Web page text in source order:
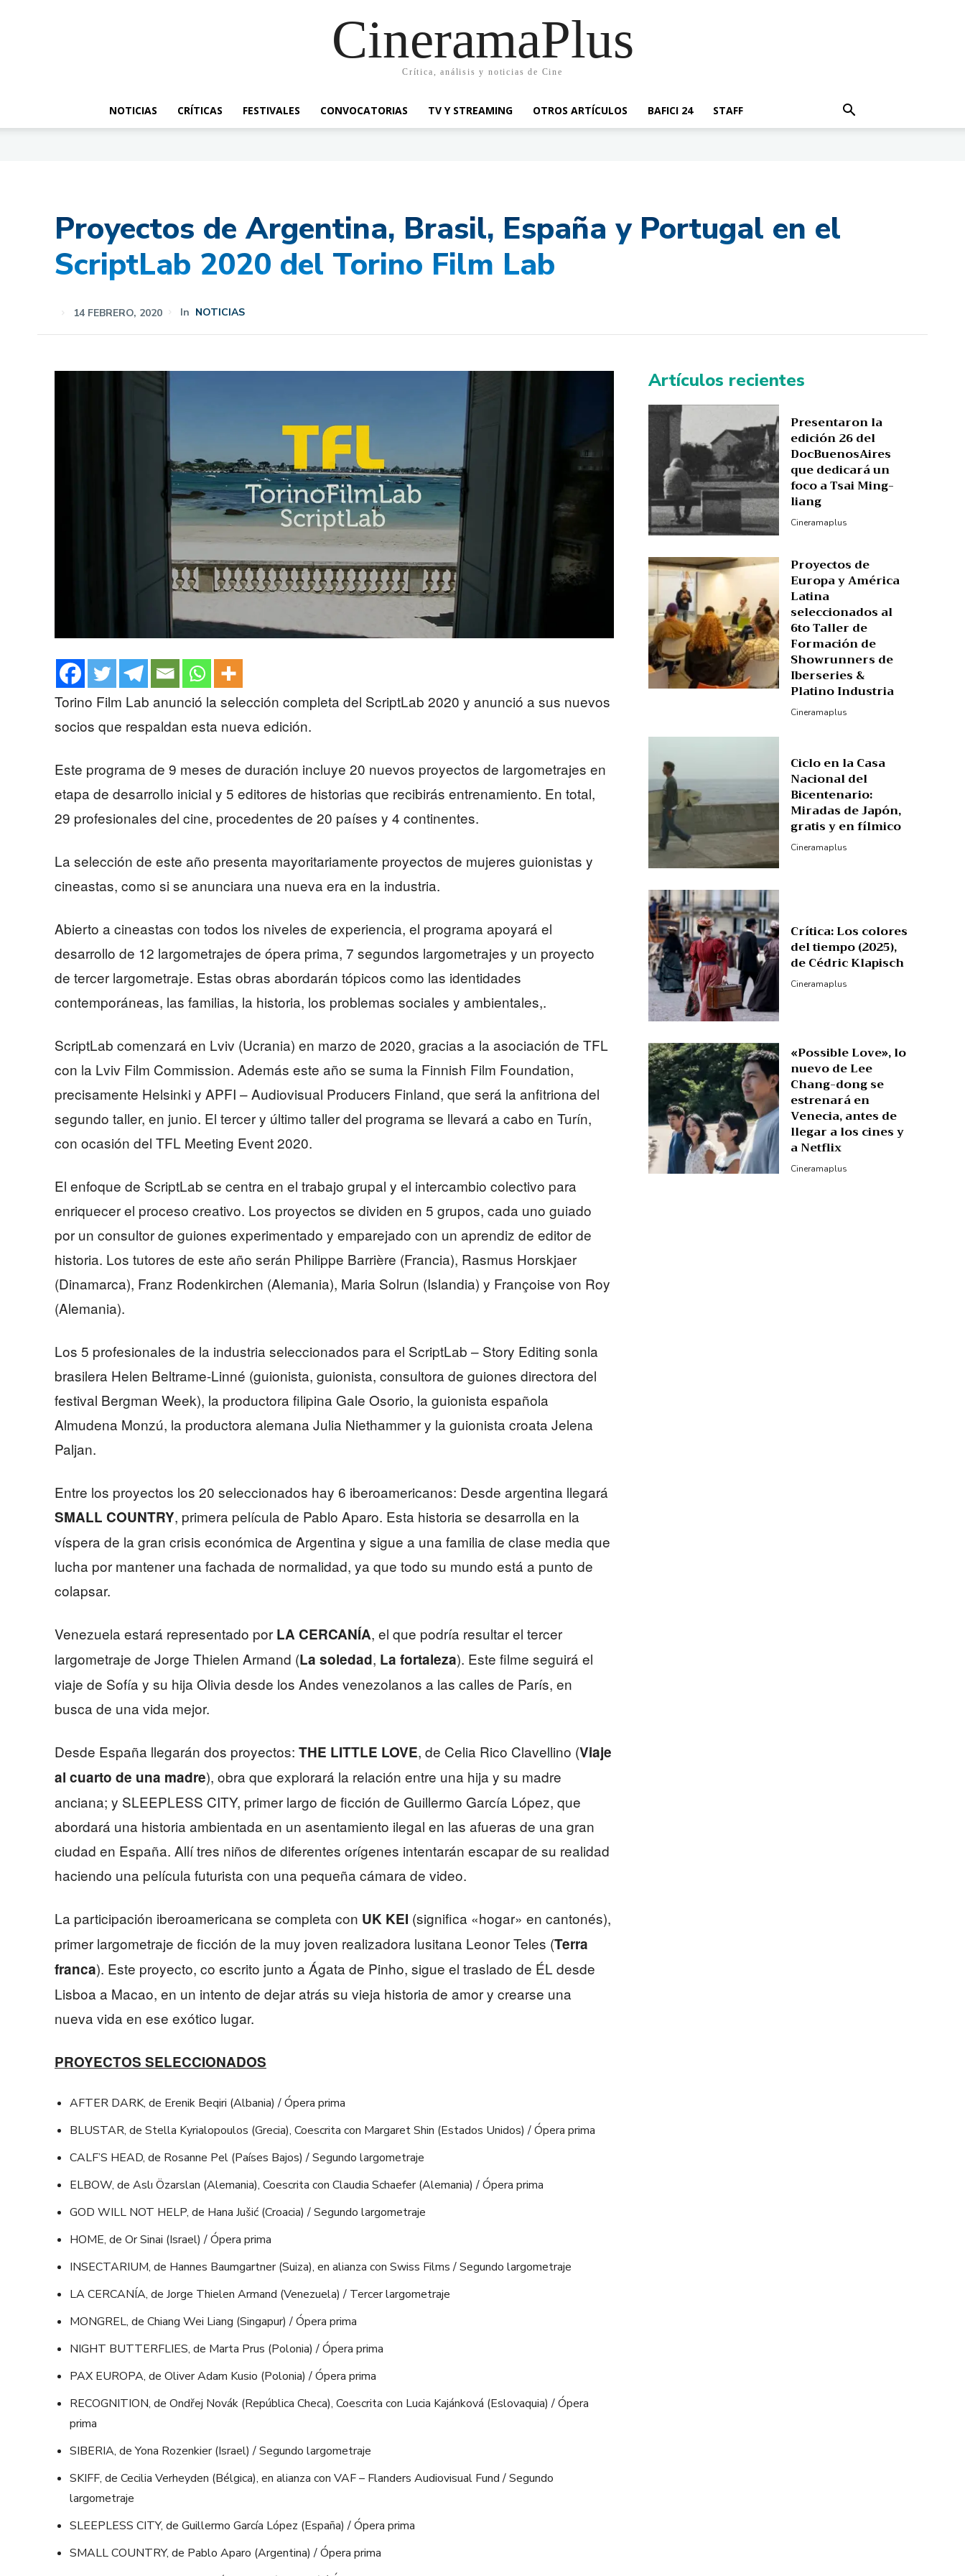
CineramaPlus
Crítica, análisis y noticias de Cine
NOTICIAS CRÍTICAS FESTIVALES CONVOCATORIAS TV Y STREAMING OTROS ARTÍCULOS BAFICI 24 STAFF
Proyectos de Argentina, Brasil, España y Portugal en el
ScriptLab 2020 del Torino Film Lab
14 FEBRERO, 2020 In NOTICIAS
Torino Film Lab anunció la selección completa del ScriptLab 2020 y anunció a sus nuevos
socios que respaldan esta nueva edición.
Este programa de 9 meses de duración incluye 20 nuevos proyectos de largometrajes en
etapa de desarrollo inicial y 5 editores de historias que recibirás entrenamiento. En total,
29 profesionales del cine, procedentes de 20 países y 4 continentes.
La selección de este año presenta mayoritariamente proyectos de mujeres guionistas y
cineastas, como si se anunciara una nueva era en la industria.
Abierto a cineastas con todos los niveles de experiencia, el programa apoyará el
desarrollo de 12 largometrajes de ópera prima, 7 segundos largometrajes y un proyecto
de tercer largometraje. Estas obras abordarán tópicos como las identidades
contemporáneas, las familias, la historia, los problemas sociales y ambientales,.
ScriptLab comenzará en Lviv (Ucrania) en marzo de 2020, gracias a la asociación de TFL
con la Lviv Film Commission. Además este año se suma la Finnish Film Foundation,
precisamente Helsinki y APFI – Audiovisual Producers Finland, que será la anfitriona del
segundo taller, en junio. El tercer y último taller del programa se llevará a cabo en Turín,
con ocasión del TFL Meeting Event 2020.
El enfoque de ScriptLab se centra en el trabajo grupal y el intercambio colectivo para
enriquecer el proceso creativo. Los proyectos se dividen en 5 grupos, cada uno guiado
por un consultor de guiones experimentado y emparejado con un aprendiz de editor de
historia. Los tutores de este año serán Philippe Barrière (Francia), Rasmus Horskjaer
(Dinamarca), Franz Rodenkirchen (Alemania), Maria Solrun (Islandia) y Françoise von Roy
(Alemania).
Los 5 profesionales de la industria seleccionados para el ScriptLab – Story Editing sonla
brasilera Helen Beltrame-Linné (guionista, guionista, consultora de guiones directora del
festival Bergman Week), la productora filipina Gale Osorio, la guionista española
Almudena Monzú, la productora alemana Julia Niethammer y la guionista croata Jelena
Paljan.
Entre los proyectos los 20 seleccionados hay 6 iberoamericanos: Desde argentina llegará
SMALL COUNTRY, primera película de Pablo Aparo. Esta historia se desarrolla en la
víspera de la gran crisis económica de Argentina y sigue a una familia de clase media que
lucha por mantener una fachada de normalidad, ya que todo su mundo está a punto de
colapsar.
Venezuela estará representado por LA CERCANÍA, el que podría resultar el tercer
largometraje de Jorge Thielen Armand (La soledad, La fortaleza). Este filme seguirá el
viaje de Sofía y su hija Olivia desde los Andes venezolanos a las calles de París, en
busca de una vida mejor.
Desde España llegarán dos proyectos: THE LITTLE LOVE, de Celia Rico Clavellino (Viaje
al cuarto de una madre), obra que explorará la relación entre una hija y su madre
anciana; y SLEEPLESS CITY, primer largo de ficción de Guillermo García López, que
abordará una historia ambientada en un asentamiento ilegal en las afueras de una gran
ciudad en España. Allí tres niños de diferentes orígenes intentarán escapar de su realidad
haciendo una película futurista con una pequeña cámara de video.
La participación iberoamericana se completa con UK KEI (significa «hogar» en cantonés),
primer largometraje de ficción de la muy joven realizadora lusitana Leonor Teles (Terra
franca). Este proyecto, co escrito junto a Ágata de Pinho, sigue el traslado de ÉL desde
Lisboa a Macao, en un intento de dejar atrás su vieja historia de amor y crearse una
nueva vida en ese exótico lugar.
PROYECTOS SELECCIONADOS
AFTER DARK, de Erenik Beqiri (Albania) / Ópera prima
BLUSTAR, de Stella Kyrialopoulos (Grecia), Coescrita con Margaret Shin (Estados Unidos) / Ópera prima
CALF’S HEAD, de Rosanne Pel (Países Bajos) / Segundo largometraje
ELBOW, de Aslı Özarslan (Alemania), Coescrita con Claudia Schaefer (Alemania) / Ópera prima
GOD WILL NOT HELP, de Hana Jušić (Croacia) / Segundo largometraje
HOME, de Or Sinai (Israel) / Ópera prima
INSECTARIUM, de Hannes Baumgartner (Suiza), en alianza con Swiss Films / Segundo largometraje
LA CERCANÍA, de Jorge Thielen Armand (Venezuela) / Tercer largometraje
MONGREL, de Chiang Wei Liang (Singapur) / Ópera prima
NIGHT BUTTERFLIES, de Marta Prus (Polonia) / Ópera prima
PAX EUROPA, de Oliver Adam Kusio (Polonia) / Ópera prima
RECOGNITION, de Ondřej Novák (República Checa), Coescrita con Lucia Kajánková (Eslovaquia) / Ópera
prima
SIBERIA, de Yona Rozenkier (Israel) / Segundo largometraje
SKIFF, de Cecilia Verheyden (Bélgica), en alianza con VAF – Flanders Audiovisual Fund / Segundo
largometraje
SLEEPLESS CITY, de Guillermo García López (España) / Ópera prima
SMALL COUNTRY, de Pablo Aparo (Argentina) / Ópera prima
Artículos recientes
Presentaron la
edición 26 del
DocBuenosAires
que dedicará un
foco a Tsai Ming-
liang
Cineramaplus
Proyectos de
Europa y América
Latina
seleccionados al
6to Taller de
Formación de
Showrunners de
Iberseries &
Platino Industria
Cineramaplus
Ciclo en la Casa
Nacional del
Bicentenario:
Miradas de Japón,
gratis y en fílmico
Cineramaplus
Crítica: Los colores
del tiempo (2025),
de Cédric Klapisch
Cineramaplus
«Possible Love», lo
nuevo de Lee
Chang-dong se
estrenará en
Venecia, antes de
llegar a los cines y
a Netflix
Cineramaplus